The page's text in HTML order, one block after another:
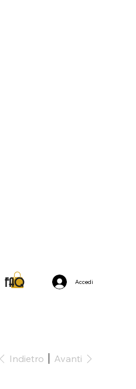
Indietro Avanti
Accedi
FAQ